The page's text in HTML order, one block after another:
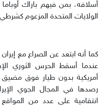
أسلافه، بمن فيهم باراك
الولايات المتحدة المزعوم
عندما أسقط الحرس الثوري
أمريكية بدون طيار فوق مضيق
رصدها في المجال الجوي
انتقامية على عدد من المواقع